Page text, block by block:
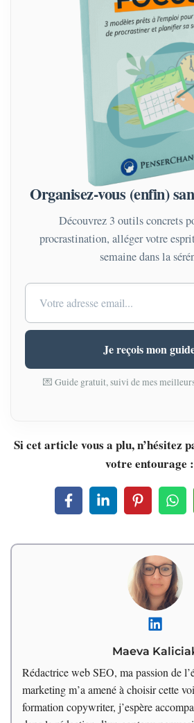
Organisez-vous (enfin)
Découvrez 3 outils concrets
procrastination, alléger votre
semaine dans la
Je reçois mon
💌 Guide gratuit, suivi de mes
Si cet article vous a plu, n’hésitez
votre entourage
Maeva
Rédactrice web SEO, ma passion de
marketing m’a amené à choisir cette
formation copywriter, j’espère